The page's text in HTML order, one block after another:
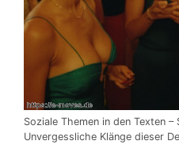
Soziale Themen in den Texten
Unvergessliche Klänge dieser